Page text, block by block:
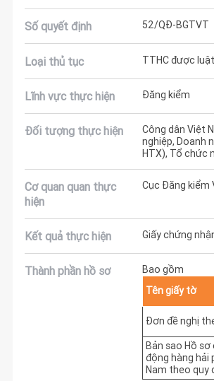
Số quyết định 52/QĐ-BGTVT
Loại thủ tục TTHC được
Lĩnh vực thực hiện Đăng kiểm
Đối tượng thực hiện
Công dân Việt
nghiệp, Doanh
HTX), Tổ chức
Cơ quan quan thực
hiện
Cục Đăng kiểm
Kết quả thực hiện Giấy chứng
Thành phần hồ sơ
Bao gồm
Tên giấy tờ
Đơn đề nghị
Bản sao Hồ
động hàng hải
Nam theo quy